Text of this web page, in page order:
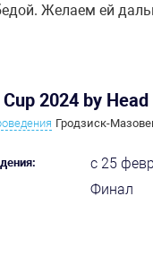
Желаем ей
2024 by Head
Гродзиск-
с 25
Финал